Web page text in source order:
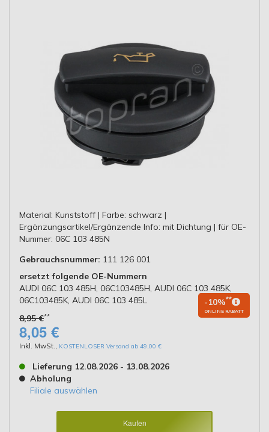
Material: Kunststoff | Farbe: schwarz |
Ergänzungsartikel/Ergänzende Info: mit Dichtung | für OE-
Nummer: 06C 103 485N
Gebrauchsnummer: 111 126 001
ersetzt folgende OE-Nummern
AUDI 06C 103 485H, 06C103485H, AUDI 06C 103 485K,
06C103485K, AUDI 06C 103 485L
8,95 €**
-10%**
ONLINE RABATT
8,05 €
Inkl. MwSt. KOSTENLOSER Versand ab 49,00 €
Lieferung 12.08.2026 - 13.08.2026
Abholung
Filiale auswählen
Kaufen